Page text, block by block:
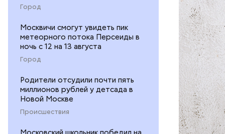
Город
Москвичи смогут увидеть пик
метеорного потока Персеиды в
ночь с 12 на 13 августа
Город
Родители отсудили почти пять
миллионов рублей у детсада в
Новой Москве
Происшествия
— В